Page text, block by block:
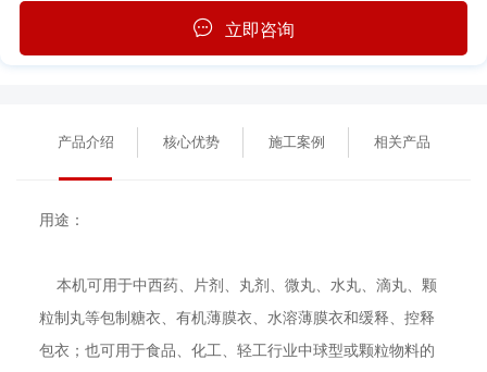
立即咨询
产品介绍 核心优势 施工案例 相关产品
用途：
本机可用于中西药、片剂、丸剂、微丸、水丸、滴丸、颗
粒制丸等包制糖衣、有机薄膜衣、水溶薄膜衣和缓释、控释
包衣；也可用于食品、化工、轻工行业中球型或颗粒物料的